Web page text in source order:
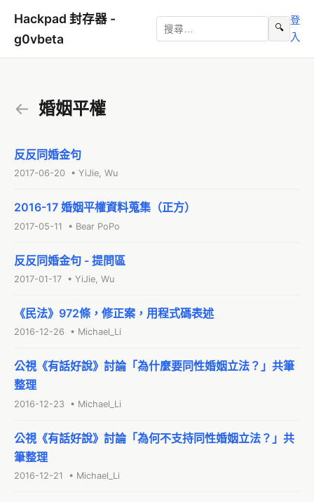
Hackpad 封存器 -
g0vbeta
🔍
登
入
← 婚姻平權
反反同婚金句
2017-06-20 • YiJie, Wu
2016-17 婚姻平權資料蒐集（正方）
2017-05-11 • Bear PoPo
反反同婚金句 - 提問區
2017-01-17 • YiJie, Wu
《民法》972條，修正案，用程式碼表述
2016-12-26 • Michael_Li
公視《有話好說》討論「為什麼要同性婚姻立法？」共筆
整理
2016-12-23 • Michael_Li
公視《有話好說》討論「為何不支持同性婚姻立法？」共
筆整理
2016-12-21 • Michael_Li